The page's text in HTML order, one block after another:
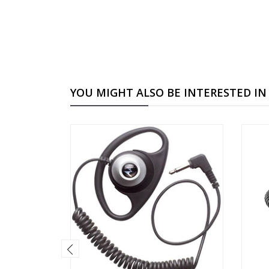
YOU MIGHT ALSO BE INTERESTED IN